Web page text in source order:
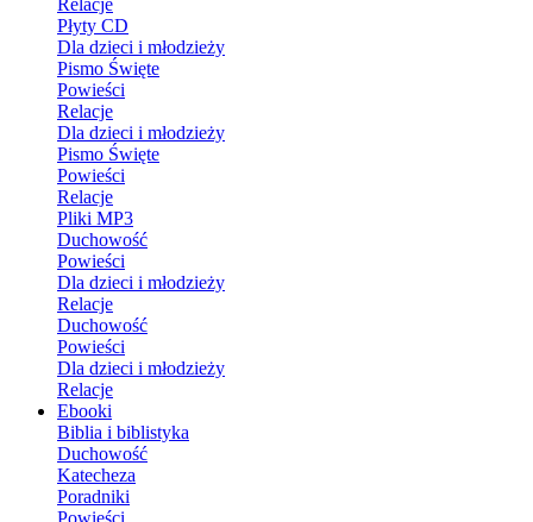
Relacje
Płyty CD
Dla dzieci i młodzieży
Pismo Święte
Powieści
Relacje
Dla dzieci i młodzieży
Pismo Święte
Powieści
Relacje
Pliki MP3
Duchowość
Powieści
Dla dzieci i młodzieży
Relacje
Duchowość
Powieści
Dla dzieci i młodzieży
Relacje
Ebooki
Biblia i biblistyka
Duchowość
Katecheza
Poradniki
Powieści